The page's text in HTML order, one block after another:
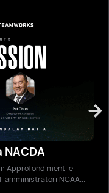
Approfondimenti e
NCAA...